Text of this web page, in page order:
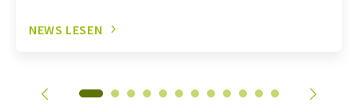
NEWS LESEN